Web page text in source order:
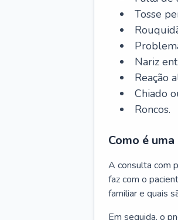
Tosse
Nariz
Reação
Chiado
Roncos.
Como é
A consulta com
faz com o
familiar e quais
Em seguida, o